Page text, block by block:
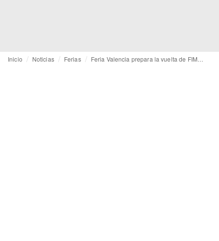
Inicio Noticias Ferias